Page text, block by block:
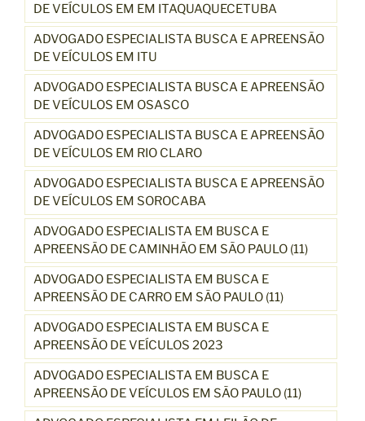
DE VEÍCULOS EM EM ITAQUAQUECETUBA
ADVOGADO ESPECIALISTA BUSCA E APREENSÃO
DE VEÍCULOS EM ITU
ADVOGADO ESPECIALISTA BUSCA E APREENSÃO
DE VEÍCULOS EM OSASCO
ADVOGADO ESPECIALISTA BUSCA E APREENSÃO
DE VEÍCULOS EM RIO CLARO
ADVOGADO ESPECIALISTA BUSCA E APREENSÃO
DE VEÍCULOS EM SOROCABA
ADVOGADO ESPECIALISTA EM BUSCA E
APREENSÃO DE CAMINHÃO EM SÃO PAULO (11)
ADVOGADO ESPECIALISTA EM BUSCA E
APREENSÃO DE CARRO EM SÃO PAULO (11)
ADVOGADO ESPECIALISTA EM BUSCA E
APREENSÃO DE VEÍCULOS 2023
ADVOGADO ESPECIALISTA EM BUSCA E
APREENSÃO DE VEÍCULOS EM SÃO PAULO (11)